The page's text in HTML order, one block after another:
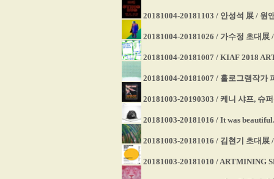
20181004-20181103 / 안성석 展 / 원
20181004-20181026 / 가수정 초대
20181004-20181007 / KIAF 2018
20181004-20181007 / 홀로그램작가
20181003-20190303 / 케니 샤프, 슈
20181003-20181016 / It was
20181003-20181016 / 김현기 초대展
20181003-20181010 / ARTMINING